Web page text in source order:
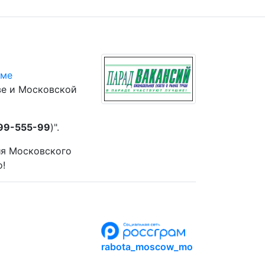
и Московской
555-99)".
Московского
rabota_moscow_mo